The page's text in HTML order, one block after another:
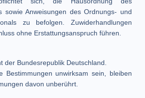
sowie Anweisungen des Ordnungs- und
zu befolgen. Zuwiderhandlungen
ohne Erstattungsanspruch führen.
der Bundesrepublik Deutschland.
Bestimmungen unwirksam sein, bleiben
davon unberührt.